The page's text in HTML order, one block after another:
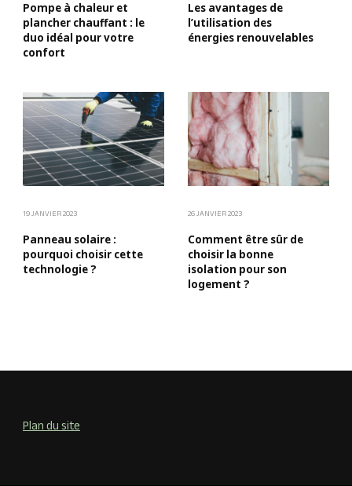
Pompe à chaleur et
plancher chauffant : le
duo idéal pour votre
confort
Les avantages de
l’utilisation des
énergies renouvelables
19 JANVIER 2023
Panneau solaire :
pourquoi choisir cette
technologie ?
26 JANVIER 2023
Comment être sûr de
choisir la bonne
isolation pour son
logement ?
Plan du site